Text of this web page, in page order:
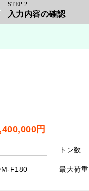
2
入力内容の確認
トン数
最大荷重